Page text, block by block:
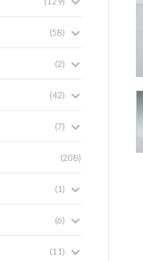
(58)
(2)
(42)
(7)
(208)
(1)
(6)
(11)